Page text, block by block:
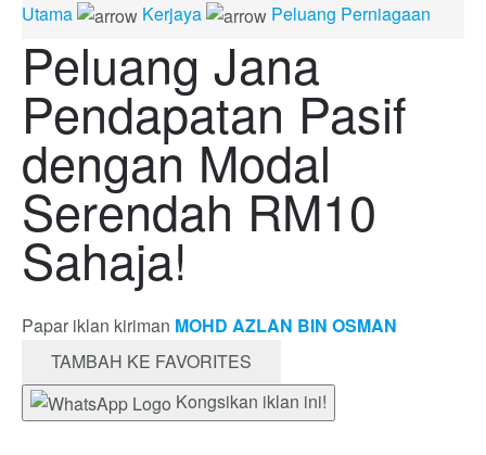
Utama Kerjaya Peluang Perniagaan
Peluang Jana
Pendapatan Pasif
dengan Modal
Serendah RM10
Sahaja!
Papar iklan kiriman MOHD AZLAN BIN OSMAN
TAMBAH KE FAVORITES
Kongsikan iklan ini!